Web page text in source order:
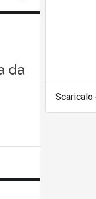
da
Scaricalo